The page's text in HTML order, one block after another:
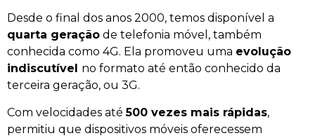
Desde o final dos anos 2000, temos disponível a
quarta geração de telefonia móvel, também
conhecida como 4G. Ela promoveu uma evolução
indiscutível no formato até então conhecido da
terceira geração, ou 3G.
Com velocidades até500 vezes mais rápidas,
permitiu que dispositivos móveis oferecessem